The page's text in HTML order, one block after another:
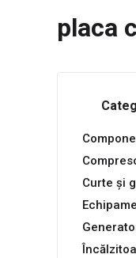
placa
Curte și